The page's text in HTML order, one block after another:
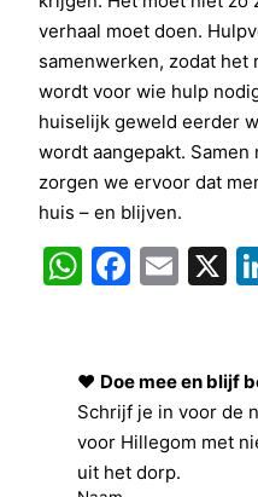
verhaal moet doen.
samenwerken, zodat
wordt voor wie hulp
huiselijk geweld eerder
wordt aangepakt.
zorgen we ervoor dat
huis – en blijven.
X
❤️ Doe mee en blijf
Schrijf je in voor de
voor Hillegom met
uit het dorp.